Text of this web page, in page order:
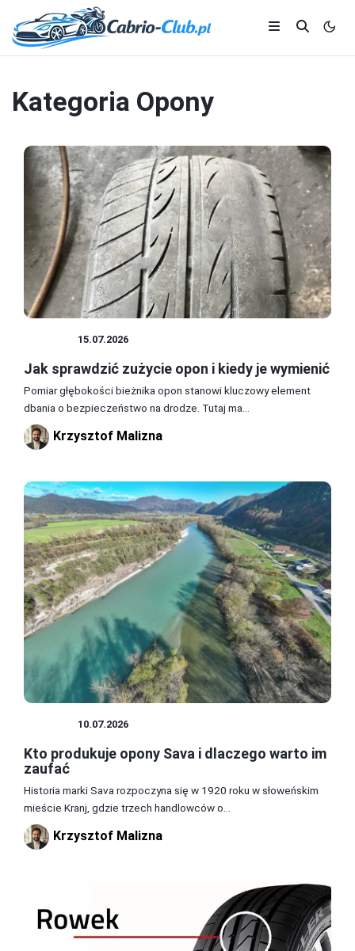
Kategoria Opony
15.07.2026
Jak sprawdzić zużycie opon i kiedy je wymienić
Pomiar głębokości bieżnika opon stanowi kluczowy element
dbania o bezpieczeństwo na drodze. Tutaj ma...
Krzysztof Malizna
10.07.2026
Kto produkuje opony Sava i dlaczego warto im
zaufać
Historia marki Sava rozpoczyna się w 1920 roku w słoweńskim
mieście Kranj, gdzie trzech handlowców o...
Krzysztof Malizna